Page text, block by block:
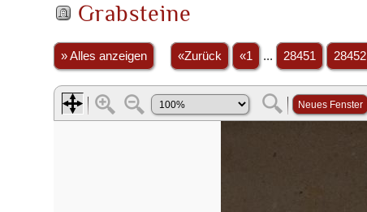
Grabsteine
» Alles anzeigen «Zurück «1 ... 28451 28452